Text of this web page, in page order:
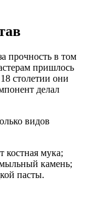
прочность в том
пришлось
столетии они
делал
видов
костная мука;
камень;
пасты.